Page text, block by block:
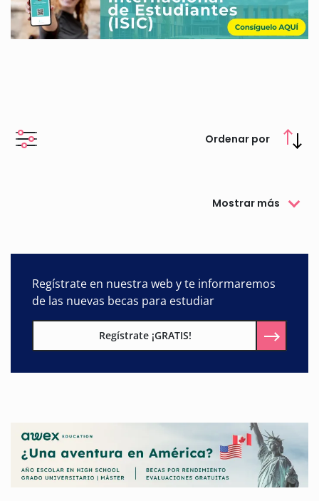
Ordenar por
Mostrar más
Regístrate en nuestra web y te informaremos
de las nuevas becas para estudiar
Regístrate ¡GRATIS!